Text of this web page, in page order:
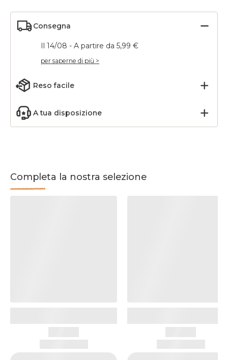
Consegna
Il 14/08 - A partire da 5,99 €
per saperne di più >
Reso facile
A tua disposizione
Completa la nostra selezione